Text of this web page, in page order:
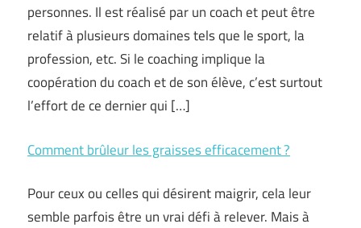
personnes. Il est réalisé par un coach et peut être
relatif à plusieurs domaines tels que le sport, la
profession, etc. Si le coaching implique la
coopération du coach et de son élève, c’est surtout
l’effort de ce dernier qui […]
Comment brûleur les graisses efficacement ?
Pour ceux ou celles qui désirent maigrir, cela leur
semble parfois être un vrai défi à relever. Mais à